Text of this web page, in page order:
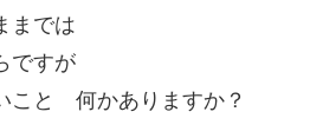
までは
ですが
と 何かありますか？